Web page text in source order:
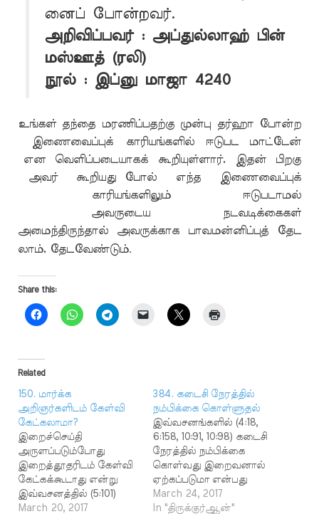
னைப் போன்றவர்.
அறிவிப்பவர் : அப்துல்லாஹ் பின்
மஸ்ஊத் (ரலி)
நூல் : இப்னு மாஜா 4240
உங்கள் தந்தை மரணிப்பதற்கு முன்பு தர்ஹா போன்ற
இணைவைப்புக் காரியங்களில் ஈடுபட மாட்டேன்
என வெளிப்படையாகக் கூறியுள்ளார். இதன் பிறகு
அவர் கூறியது போல் எந்த இணைவைப்புக்
காரியங்களிலும் ஈடுபடாமல்
அவருடைய நடவடிக்கைகள்
அமைந்திருந்தால் அவருக்காக பாவமன்னிப்புத் தேட
லாம். தேடவேண்டும்.
Share this:
Related
150. மார்க்க
அறிஞர்களிடம் கேள்வி
கேட்கலாமா?
இறைச்செய்தி
அருளப்படும்போது
இறைத்தூதரிடம் கேள்வி
கேட்கக்கூடாது என்று
இவ்வசனத்தில் (5:101)
சொல்லப்பட்டுள்ளது.
March 20, 2017
384. கடைசி நேரத்தில்
நம்பிக்கை கொள்ளுதல்
இவ்வசனங்களில் (4:18,
6:158, 10:91, 10:98) கடைசி
நேரத்தில் நம்பிக்கை
கொள்வது இறைவனால்
ஏற்கப்படுமா என்பது
குறித்து பேசப்படுகிறது.
ஒரு மனிதன் இஸ்லாத்தை
March 24, 2017
In "திருக்குர்ஆன்"